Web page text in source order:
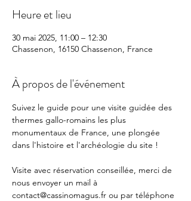
Heure et lieu
30 mai 2025, 11:00 – 12:30
Chassenon, 16150 Chassenon, France
À propos de l'événement
Suivez le guide pour une visite guidée des
thermes gallo-romains les plus
monumentaux de France, une plongée
dans l'histoire et l'archéologie du site !
Visite avec réservation conseillée, merci de
nous envoyer un mail à
contact@cassinomagus.fr ou par téléphone